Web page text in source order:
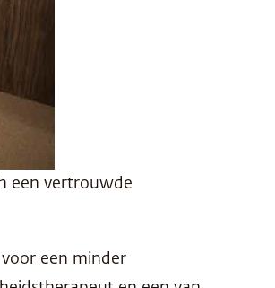
een vertrouwde
een minder